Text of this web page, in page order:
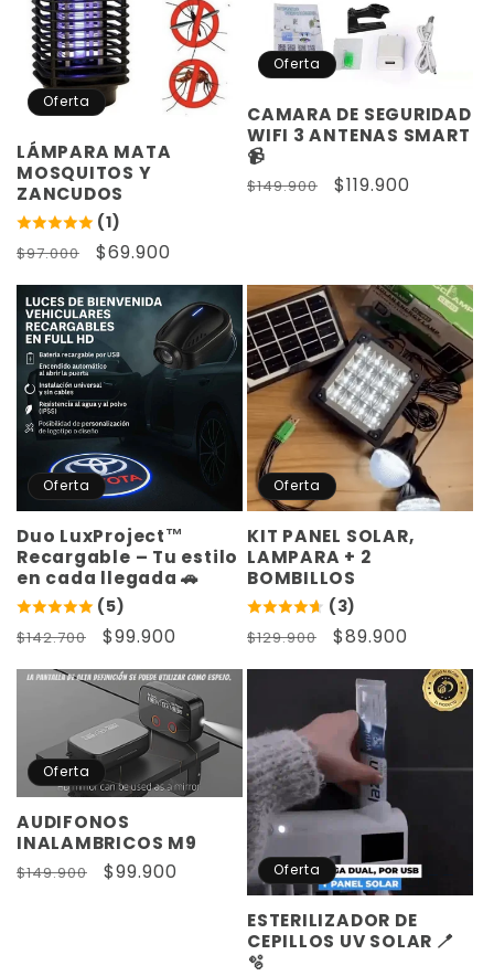
Oferta
LÁMPARA MATA
MOSQUITOS Y
ZANCUDOS
(1)
Precio
habitual
$97.000
Precio
de
oferta
$69.900
Oferta
CAMARA DE SEGURIDAD
WIFI 3 ANTENAS SMART
📹
Precio
$149.900
Precio
$119.900
Oferta
Duo LuxProject™
Recargable – Tu estilo
en cada llegada 🚗
(5)
Precio
habitual
$142.700
Precio
de
oferta
$99.900
Oferta
KIT PANEL SOLAR,
LAMPARA + 2
BOMBILLOS
(3)
Precio
habitual
$129.900
Precio
de
oferta
$89.900
Oferta
AUDIFONOS
INALAMBRICOS M9
Precio
$149.900
Precio
$99.900 Oferta
ESTERILIZADOR DE
CEPILLOS UV SOLAR 🪥
🫧